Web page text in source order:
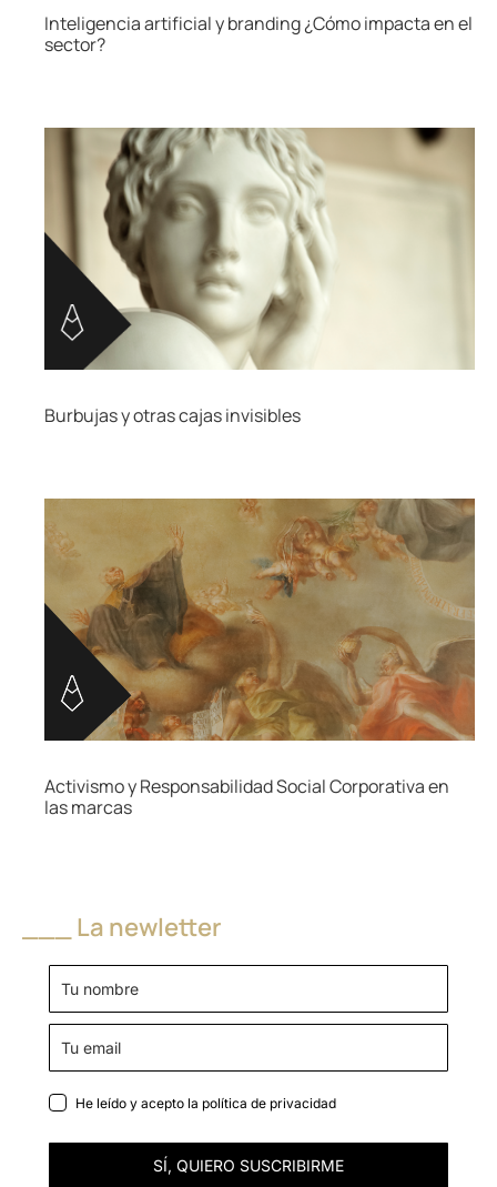
Inteligencia artificial y branding ¿Cómo impacta en el
sector?
Burbujas y otras cajas invisibles
Activismo y Responsabilidad Social Corporativa en
las marcas
___ La newletter
He leído y acepto la política de privacidad
SÍ, QUIERO SUSCRIBIRME